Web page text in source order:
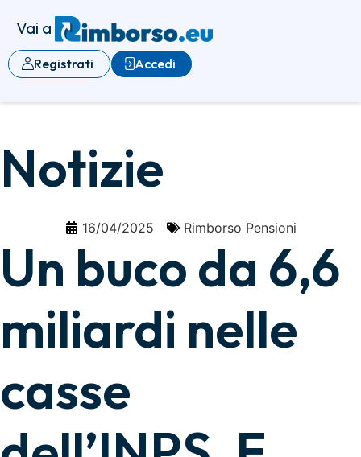
Vai a
Accedi
Registrati
Notizie
16/04/2025 Rimborso Pensioni
Un buco da 6,6
miliardi nelle
casse